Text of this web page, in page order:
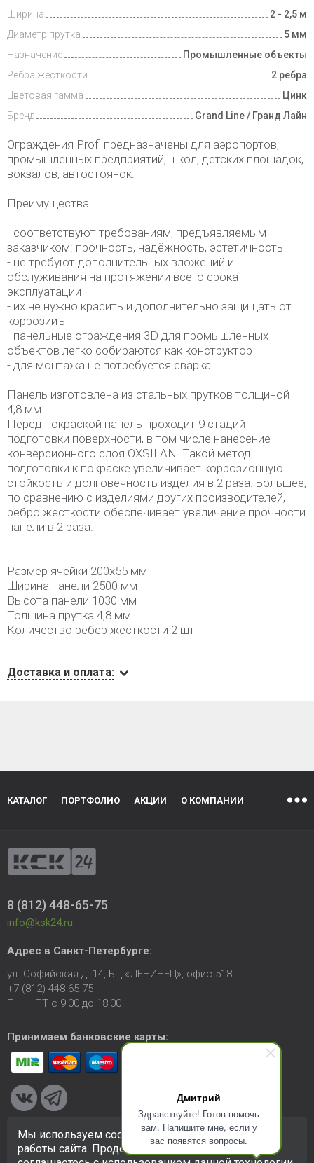
Дмитрий
Здравствуйте! Готов помочь
вам. Напишите мне, если у
вас появятся вопросы.
Ширина
2 - 2,5 м
Диаметр прутка
5 мм
Назначение
Промышленные объекты
Ребра жесткости
2 ребра
Цветовая гамма
Цинк
Бренд
Grand Line / Гранд Лайн
Ограждения Profi предназначены для аэропортов,
промышленных предприятий, школ, детских площадок,
вокзалов, автостоянок.
Преимущества
- соответствуют требованиям, предъявляемым
заказчиком: прочность, надёжность, эстетичность
- не требуют дополнительных вложений и
обслуживания на протяжении всего срока
эксплуатации
- их не нужно красить и дополнительно защищать от
коррозииъ
- панельные ограждения 3D для промышленных
объектов легко собираются как конструктор
- для монтажа не потребуется сварка
Панель изготовлена из стальных прутков толщиной
4,8 мм.
Перед покраской панель проходит 9 стадий
подготовки поверхности, в том числе нанесение
конверсионного слоя OXSILAN. Такой метод
подготовки к покраске увеличивает коррозионную
стойкость и долговечность изделия в 2 раза. Большее,
по сравнению с изделиями других производителей,
ребро жесткости обеспечивает увеличение прочности
панели в 2 раза.
Размер ячейки 200х55 мм
Ширина панели 2500 мм
Высота панели 1030 мм
Толщина прутка 4,8 мм
Количество ребер жесткости 2 шт
Доставка и оплата:
КАТАЛОГ ПОРТФОЛИО АКЦИИ О КОМПАНИИ
8 (812) 448-65-75
info@ksk24.ru
Адрес в Санкт-Петербурге:
ул. Софийская д. 14, БЦ «ЛЕНИНЕЦ», офис 518
+7 (812) 448-65-75
ПН — ПТ с 9:00 до 18:00
Принимаем банковские карты:
© 2005-2026 ООО «КСК». Сайт https://ksk24.ruсоздан
исключительно в информационных целях и любая информация
Мы используем cookie-файлы для улучшения
работы сайта. Продолжая использовать сайт, вы